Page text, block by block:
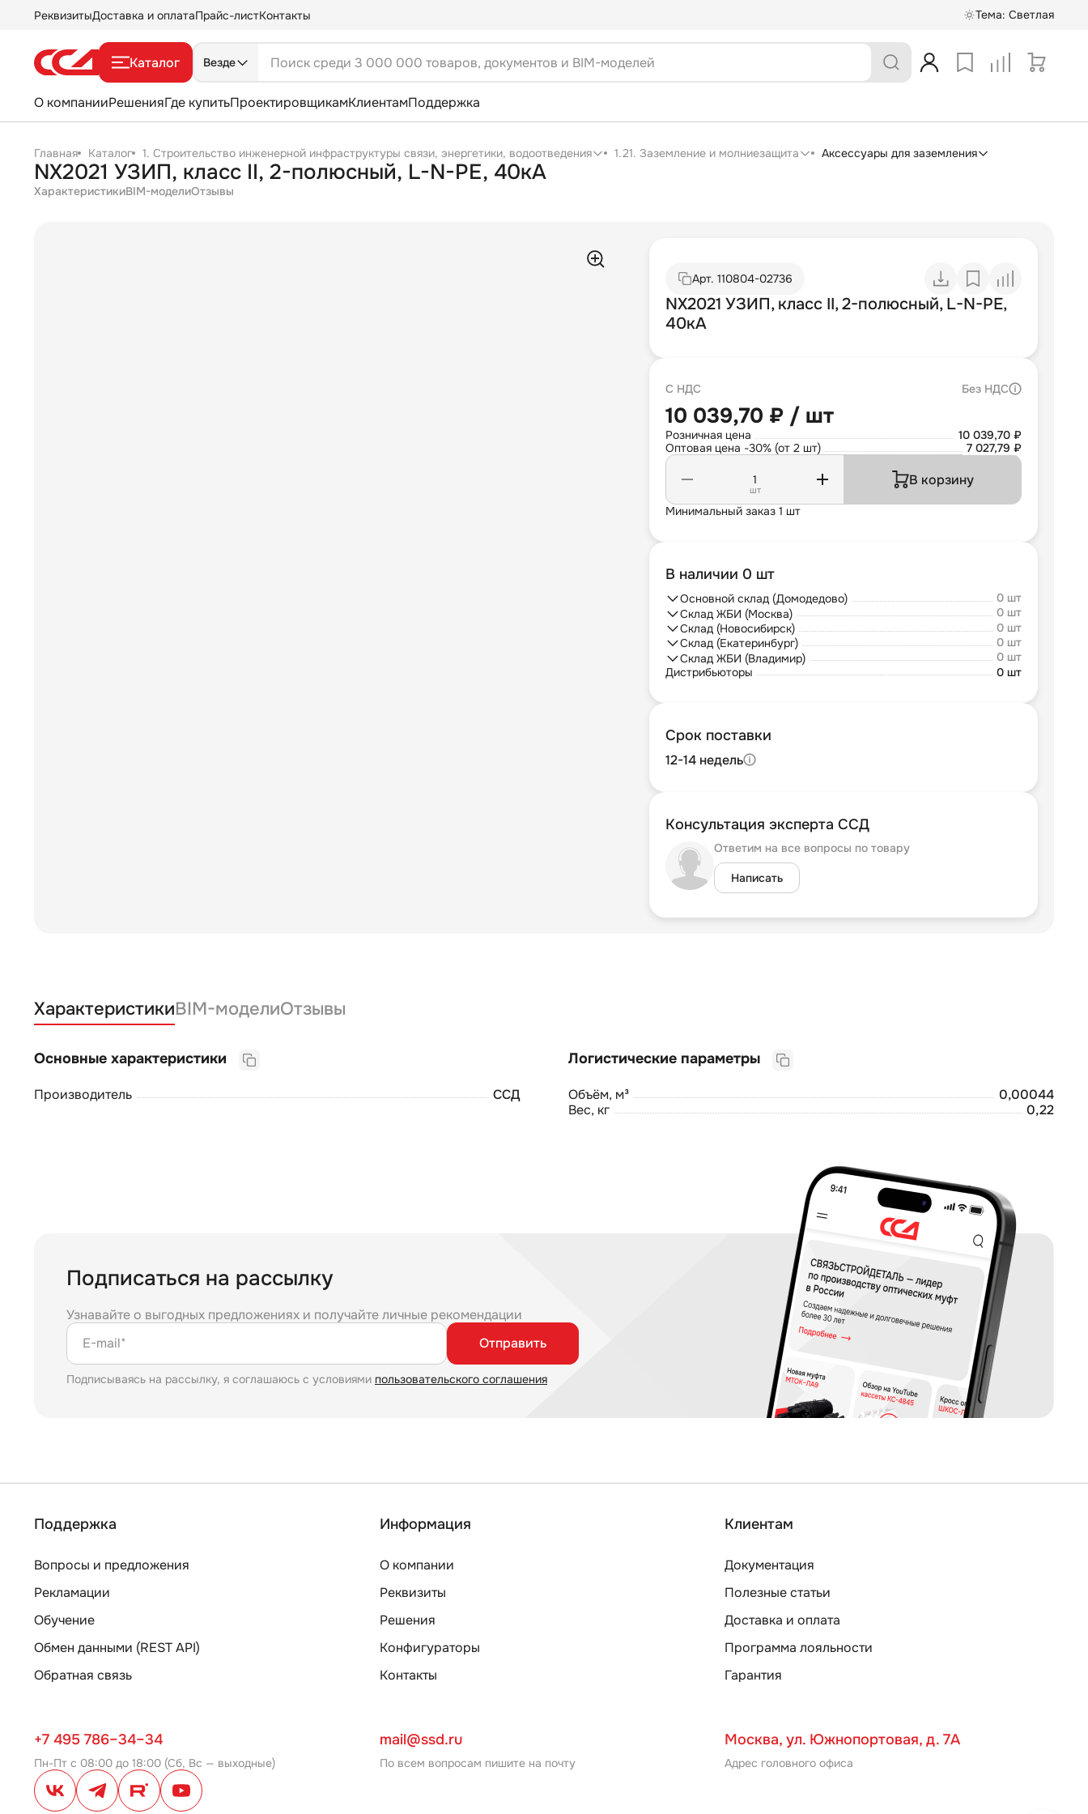
РеквизитыДоставка и оплатаПрайс-листКонтакты Тема: Светлая
Каталог Везде
О компанииРешенияГде купитьПроектировщикамКлиентамПоддержка
Главная Каталог 1. Строительство инженерной инфраструктуры связи, энергетики, водоотведения 1.21. Заземление и молниезащита Аксессуары для заземления
NX2021 УЗИП, класс II, 2-полюсный, L-N-PE, 40кА
ХарактеристикиBIM-моделиОтзывы
Арт. 110804-02736
NX2021 УЗИП, класс II, 2-полюсный, L-N-PE,
40кА
С НДС Без НДС
10 039,70 ₽ / шт
Розничная цена
10 039,70 ₽
Оптовая цена -30% (от 2 шт)
7 027,79 ₽
шт
В корзину
Минимальный заказ 1 шт
В наличии 0 шт
Основной склад (Домодедово)
0 шт
Склад ЖБИ (Москва)
0 шт
Склад (Новосибирск)
0 шт
Склад (Екатеринбург)
0 шт
Склад ЖБИ (Владимир)
0 шт
Дистрибьюторы
0 шт
Срок поставки
12-14 недель
Консультация эксперта ССД
Ответим на все вопросы по товару
Написать
ХарактеристикиBIM-моделиОтзывы
Производитель ССД Объём, м³
0,00044
Вес, кг
0,22
Подписаться на рассылку
Узнавайте о выгодных предложениях и получайте личные рекомендации
E-mail*
Отправить
Подписываясь на рассылку, я соглашаюсь с условиями пользовательского соглашения
Поддержка
Вопросы и предложения
Рекламации
Обучение
Обмен данными (REST API)
Обратная связь
Информация
О компании
Реквизиты
Решения
Конфигураторы
Контакты
Клиентам
Документация
Полезные статьи
Доставка и оплата
Программа лояльности
Гарантия
+7 495 786–34–34
Пн-Пт с 08:00 до 18:00 (Сб, Вс — выходные)
mail@ssd.ru
По всем вопросам пишите на почту
Москва, ул. Южнопортовая, д. 7А
Адрес головного офиса